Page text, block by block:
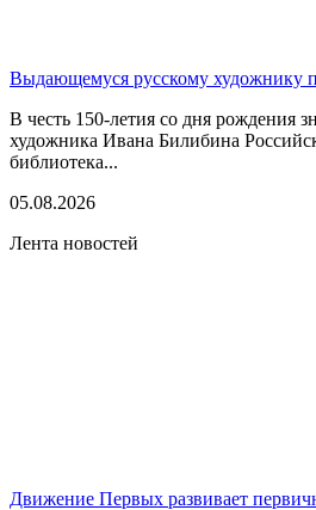
Выдающемуся русскому художнику
В честь 150-летия со дня рождения
художника Ивана Билибина
библиотека...
05.08.2026
Лента новостей
Движение Первых развивает